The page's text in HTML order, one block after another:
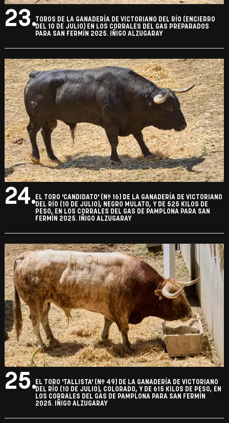
23.TOROS DE LA GANADERÍA DE VICTORIANO DEL RÍO (ENCIERRO
DEL 10 DE JULIO) EN LOS CORRALES DEL GAS PREPARADOS
PARA SAN FERMÍN 2025. IÑIGO ALZUGARAY
24.EL TORO 'CANDIDATO' (Nº 16) DE LA GANADERÍA DE VICTORIANO
DEL RÍO (10 DE JULIO), NEGRO MULATO, Y DE 525 KILOS DE
PESO, EN LOS CORRALES DEL GAS DE PAMPLONA PARA SAN
FERMÍN 2025. IÑIGO ALZUGARAY
25.EL TORO 'TALLISTA' (Nº 49) DE LA GANADERÍA DE VICTORIANO
DEL RÍO (10 DE JULIO), COLORADO, Y DE 615 KILOS DE PESO, EN
LOS CORRALES DEL GAS DE PAMPLONA PARA SAN FERMÍN
2025. IÑIGO ALZUGARAY